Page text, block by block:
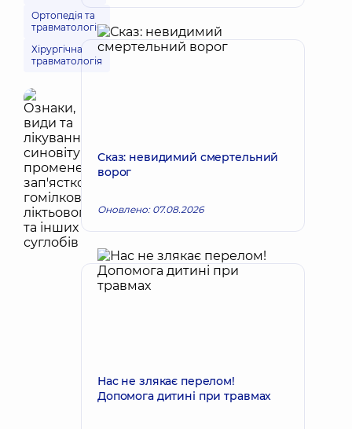
Ортопедія та
травматологія
Хірургічна
травматологія
Сказ: невидимий смертельний
ворог
Оновлено: 07.08.2026
Нас не злякає перелом!
Допомога дитині при травмах